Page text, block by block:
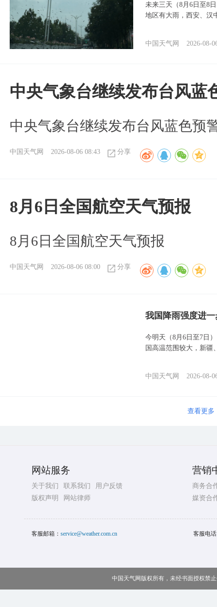
未来三天（8月6日至8
地区有大雨，西安、汉
中国天气网 2026-08-
中央气象台继续发布台风蓝
中央气象台继续发布台风蓝色预
中国天气网 2026-08-06 08:43 分享
8月6日全国航空天气预报
8月6日全国航空天气预报
中国天气网 2026-08-06 08:00 分享
我国降雨强度进
今明天（8月6日至7日
国高温范围较大，新疆
中国天气网 2026-08-
查看更多
网站服务
关于我们 联系我们
用户反馈
版权声明
网站律师
营销
商务合
媒资合
客服邮箱： service@weather.com.cn 客服电
中国天气网版权所有，未经书面授权